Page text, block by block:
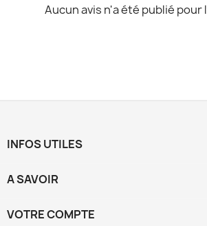
Aucun avis n'a été publié pour
INFOS UTILES
A SAVOIR
VOTRE COMPTE